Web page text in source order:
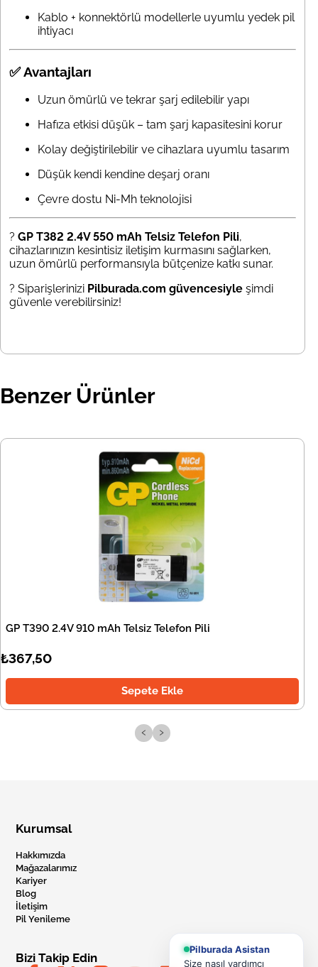
Kablo + konnektörlü modellerle uyumlu yedek pil
ihtiyacı
✅ Avantajları
Uzun ömürlü ve tekrar şarj edilebilir yapı
Hafıza etkisi düşük – tam şarj kapasitesini korur
Kolay değiştirilebilir ve cihazlara uyumlu tasarım
Düşük kendi kendine deşarj oranı
Çevre dostu Ni-Mh teknolojisi
? GP T382 2.4V 550 mAh Telsiz Telefon Pili,
cihazlarınızın kesintisiz iletişim kurmasını sağlarken,
uzun ömürlü performansıyla bütçenize katkı sunar.
? Siparişlerinizi Pilburada.com güvencesiyle şimdi
güvenle verebilirsiniz!
Benzer Ürünler
GP T390 2.4V 910 mAh Telsiz Telefon Pili
₺367,50
Sepete Ekle
‹ ›
Kurumsal
Hakkımızda
Mağazalarımız
Kariyer
Blog
İletişim
Pil Yenileme
Bizi Takip Edin
Pilburada Asistan
Size nasıl yardımcı